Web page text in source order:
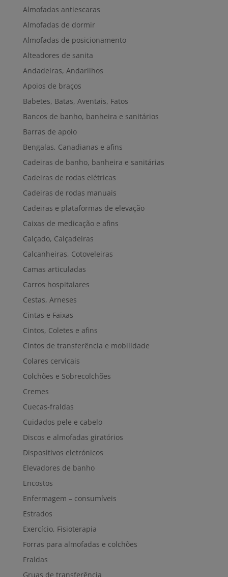
Almofadas antiescaras
Almofadas de dormir
Almofadas de posicionamento
Alteadores de sanita
Andadeiras, Andarilhos
Apoios de braços
Babetes, Batas, Aventais, Fatos
Bancos de banho, banheira e sanitários
Barras de apoio
Bengalas, Canadianas e afins
Cadeiras de banho, banheira e sanitárias
Cadeiras de rodas elétricas
Cadeiras de rodas manuais
Cadeiras e plataformas de elevação
Caixas de medicação e afins
Calçado, Calçadeiras
Calcanheiras, Cotoveleiras
Camas articuladas
Carros hospitalares
Cestas, Arneses
Cintas e Faixas
Cintos, Coletes e afins
Cintos de transferência e mobilidade
Colares cervicais
Colchões e Sobrecolchões
Cremes
Cuecas-fraldas
Cuidados pele e cabelo
Discos e almofadas giratórios
Dispositivos eletrónicos
Elevadores de banho
Encostos
Enfermagem – consumíveis
Estrados
Exercício, Fisioterapia
Forras para almofadas e colchões
Fraldas
Gruas de transferência